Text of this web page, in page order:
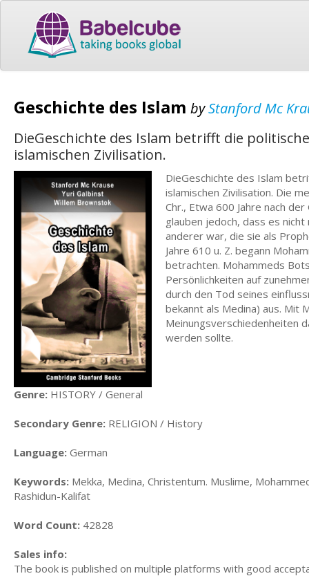
Geschichte des Islam byStanford Mc
DieGeschichte des Islam betrifft die
islamischen Zivilisation.
DieGeschichte des Islam
islamischen Zivilisation. Die
Chr., Etwa 600 Jahre nach
glauben jedoch, dass es
anderer war, die sie als
Jahre 610 u. Z. begann
betrachten. Mohammeds
Persönlichkeiten auf
durch den Tod seines
bekannt als Medina) aus. Mit
Meinungsverschiedenheiten
werden sollte.
Genre: HISTORY / General
Secondary Genre: RELIGION / History
Language: German
Keywords: Mekka, Medina, Christentum. Muslime,
Rashidun-Kalifat
Word Count: 42828
Sales info:
The book is published on multiple platforms with good